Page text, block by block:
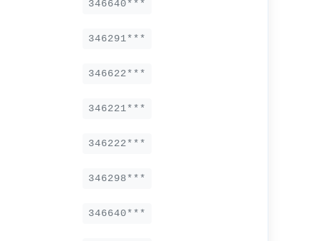
346640***
346291***
346622***
346221***
346222***
346298***
346640***